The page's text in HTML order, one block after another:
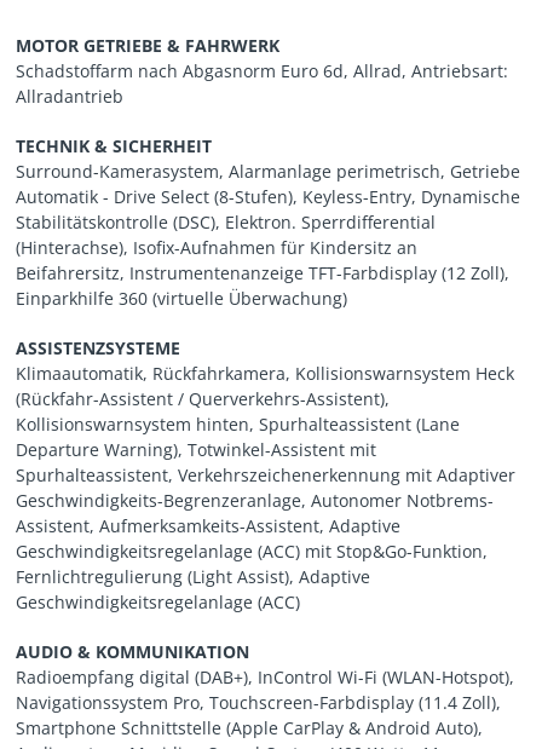
MOTOR GETRIEBE & FAHRWERK
Schadstoffarm nach Abgasnorm Euro 6d, Allrad, Antriebsart:
Allradantrieb
TECHNIK & SICHERHEIT
Surround-Kamerasystem, Alarmanlage perimetrisch, Getriebe
Automatik - Drive Select (8-Stufen), Keyless-Entry, Dynamische
Stabilitätskontrolle (DSC), Elektron. Sperrdifferential
(Hinterachse), Isofix-Aufnahmen für Kindersitz an
Beifahrersitz, Instrumentenanzeige TFT-Farbdisplay (12 Zoll),
Einparkhilfe 360 (virtuelle Überwachung)
ASSISTENZSYSTEME
Klimaautomatik, Rückfahrkamera, Kollisionswarnsystem Heck
(Rückfahr-Assistent / Querverkehrs-Assistent),
Kollisionswarnsystem hinten, Spurhalteassistent (Lane
Departure Warning), Totwinkel-Assistent mit
Spurhalteassistent, Verkehrszeichenerkennung mit Adaptiver
Geschwindigkeits-Begrenzeranlage, Autonomer Notbrems-
Assistent, Aufmerksamkeits-Assistent, Adaptive
Geschwindigkeitsregelanlage (ACC) mit Stop&Go-Funktion,
Fernlichtregulierung (Light Assist), Adaptive
Geschwindigkeitsregelanlage (ACC)
AUDIO & KOMMUNIKATION
Radioempfang digital (DAB+), InControl Wi-Fi (WLAN-Hotspot),
Navigationssystem Pro, Touchscreen-Farbdisplay (11.4 Zoll),
Smartphone Schnittstelle (Apple CarPlay & Android Auto),